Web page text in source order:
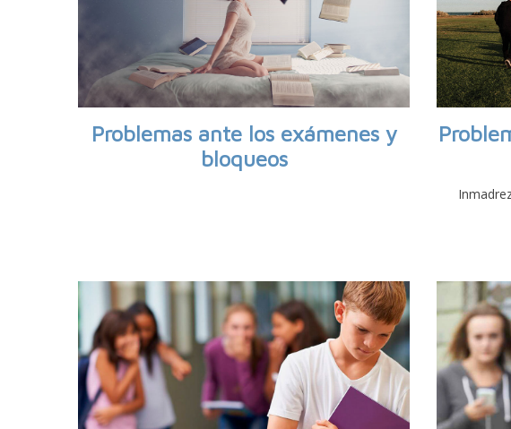
Problemas ante los exámenes y
bloqueos